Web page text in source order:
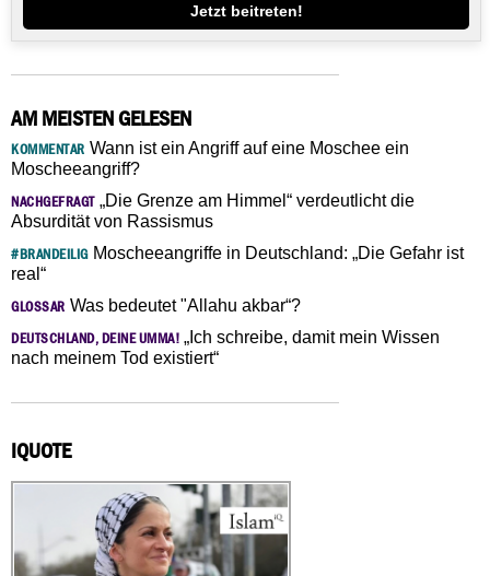
Jetzt beitreten!
AM MEISTEN GELESEN
KOMMENTAR Wann ist ein Angriff auf eine Moschee ein
Moscheeangriff?
NACHGEFRAGT„Die Grenze am Himmel“ verdeutlicht die
Absurdität von Rassismus
#BRANDEILIGMoscheeangriffe in Deutschland: „Die Gefahr ist
real“
GLOSSAR Was bedeutet "Allahu akbar“?
DEUTSCHLAND, DEINE UMMA! „Ich schreibe, damit mein Wissen
nach meinem Tod existiert“
IQUOTE